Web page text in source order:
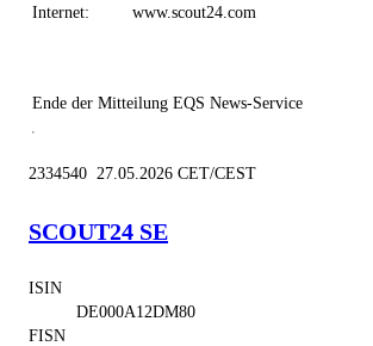
Internet:
www.scout24.com
Ende der Mitteilung EQS News-Service
2334540 27.05.2026 CET/CEST
SCOUT24 SE
ISIN
DE000A12DM80
FISN